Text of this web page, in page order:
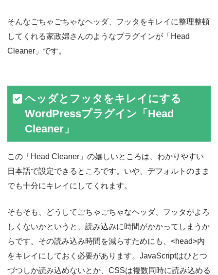
そんなごちゃごちゃなヘッダ、フッタをキレイに整理整頓
してくれる家政婦さんのようなプラグインが「Head
Cleaner」です。
ヘッダとフッタをキレイにする
WordPressプラグイン「Head
Cleaner」
この「Head Cleaner」の嬉しいところは、わかりやすい
日本語で設定できるところです。いや、デフォルトのまま
でも十分にキレイにしてくれます。
そもそも、どうしてごちゃごちゃなヘッダ、フッタがよろ
しくないかというと、読み込みに時間がかかってしまうか
らです。その読み込み時間を減らすためにも、<head>内
をキレイにしておく必要があります。JavaScriptはひとつ
づつしか読み込めないとか、CSSは複数同時に読み込める